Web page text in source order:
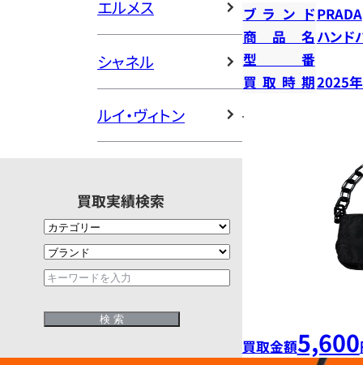
エルメス
シャネル
ルイ・ヴィトン
買取実績検索
ブランドPRADA
商品名 ハンド
型番
買取時期2025
買取金額5,600